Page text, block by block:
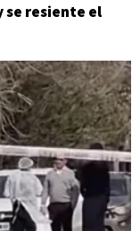
se resiente el